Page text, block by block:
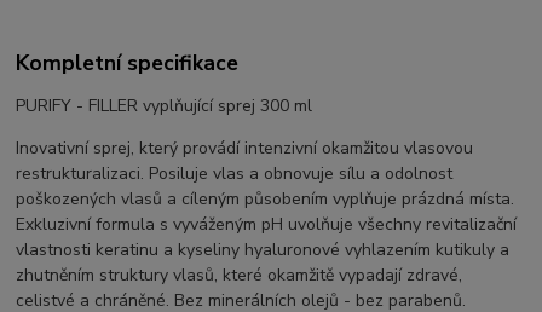
Kompletní specifikace
PURIFY - FILLER vyplňující sprej 300 ml
Inovativní sprej, který provádí intenzivní okamžitou vlasovou
restrukturalizaci. Posiluje vlas a obnovuje sílu a odolnost
poškozených vlasů a cíleným působením vyplňuje prázdná místa.
Exkluzivní formula s vyváženým pH uvolňuje všechny revitalizační
vlastnosti keratinu a kyseliny hyaluronové vyhlazením kutikuly a
zhutněním struktury vlasů, které okamžitě vypadají zdravé,
celistvé a chráněné. Bez minerálních olejů - bez parabenů.